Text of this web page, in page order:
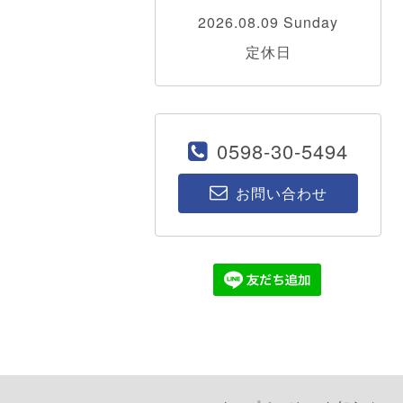
2026.08.09 Sunday
定休日
0598-30-5494
お問い合わせ